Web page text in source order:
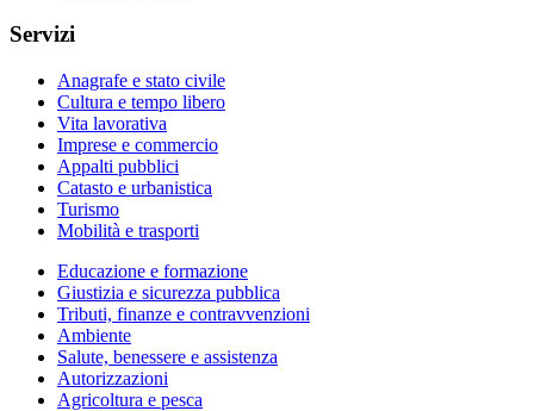
Servizi
Anagrafe e stato civile
Cultura e tempo libero
Vita lavorativa
Imprese e commercio
Appalti pubblici
Catasto e urbanistica
Turismo
Mobilità e trasporti
Educazione e formazione
Giustizia e sicurezza pubblica
Tributi, finanze e contravvenzioni
Ambiente
Salute, benessere e assistenza
Autorizzazioni
Agricoltura e pesca